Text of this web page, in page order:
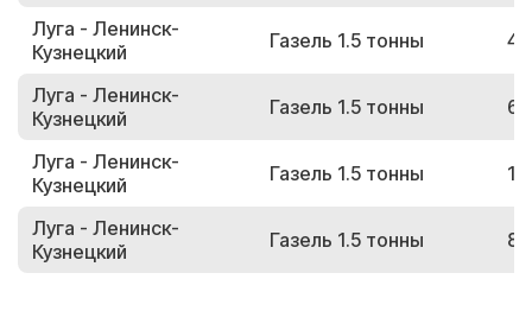
Луга - Ленинск-
Кузнецкий
Газель 1.5 тонны
Луга - Ленинск-
Кузнецкий
Газель 1.5 тонны
Луга - Ленинск-
Кузнецкий
Газель 1.5 тонны
Луга - Ленинск-
Кузнецкий
Газель 1.5 тонны